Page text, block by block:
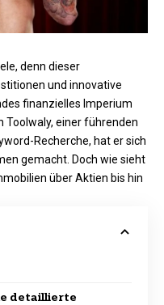
denn dieser
und innovative
finanzielles Imperium
Toolwaly, einer führenden
Recherche, hat er sich
gemacht. Doch wie sieht
über Aktien bis hin
detaillierte